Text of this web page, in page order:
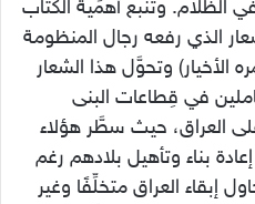
الظلام. وتنبع أهمِّية الكتاب
الذي رفعه رجال المنظومة
الأخيار) وتحوَّل هذا الشعار
في قِطاعات البنى
على العراق، حيث سطَّر هؤلاء
بناء وتأهيل بلادهم رغم
إبقاء العراق متخلِّفًا وغير